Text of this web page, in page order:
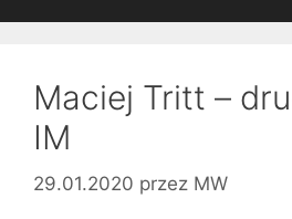
Maciej Tritt –
IM
29.01.2020 przez MW